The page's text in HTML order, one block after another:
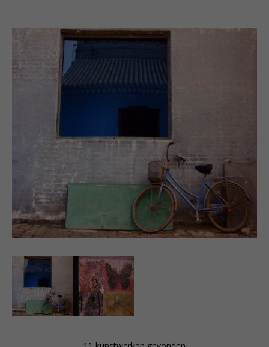
reportage benadert hij de fotografie nu meer als
kunstvorm. Spelend met de realiteit voelt hij zich vrij
om veranderingen aan te brengen in bijvoorbeeld de
kleuren, contrasten en inhoud van een beeld. Na de
bewerking die met behulp van de computer ontstaat
ze een gouache-achtige uitstraling geeft. Dit alles bij
elkaar resulteert in autonome beelden die de
traditionele fotografie overstijgen; beelden die Mark
Verdoes zelf graag betitelt als visuele poëzie.
Tegenwoordig gaat het grootste gedeelte van zijn
tijd naar fotoproducties. Naast de ‘pure fotografie’
houd hij zich bezig met gemengde techniek waarbij
fotografische elementen vergaand worden bewerkt
en soms gecombineerd met verf. De weinige tijd die
overblijft besteed hij aan schilderen.
—
Mark Verdoes was born on October 30, 1960, in The
Hague. From a young age, he expressed himself
creatively, primarily through drawing and music; he
took his first photographs at around the age of 6.
In the early 1980s, he studied at the School for